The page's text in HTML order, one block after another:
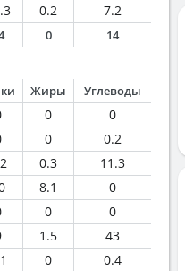
0.2
7.2
0 14
Жиры Углеводы
0
0
0
0.2
0.3
11.3
8.1
0
0
0
1.5
43
0
0.4